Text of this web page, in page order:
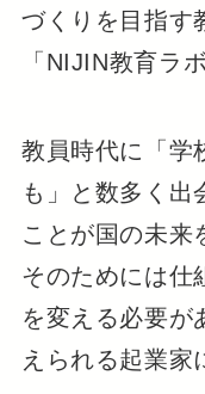
づくりを目指す
「NIJIN教育ラ
教員時代に「学
も」と数多く出
ことが国の未来
そのためには仕
を変える必要が
えられる起業家